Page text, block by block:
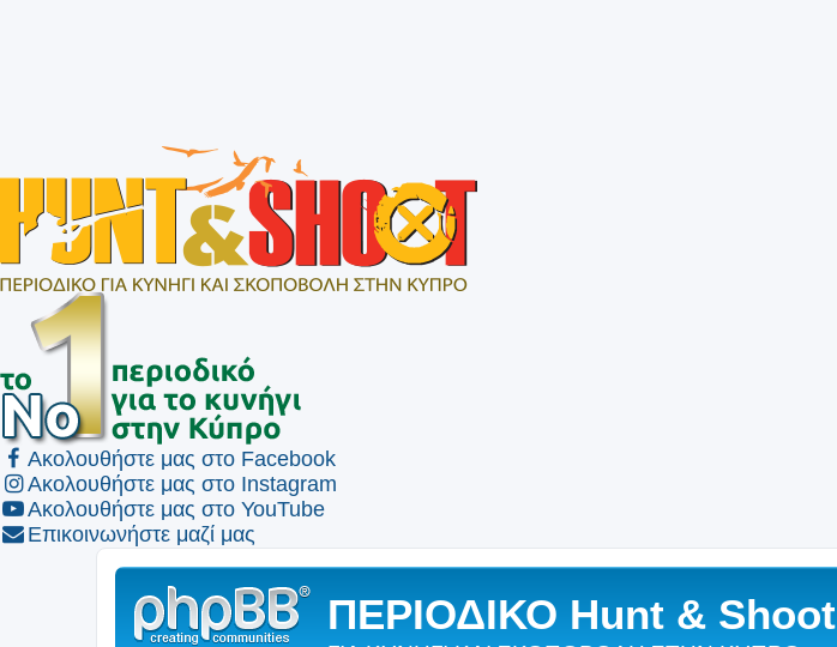
Ακολουθήστε μας στο Facebook
Ακολουθήστε μας στο Instagram
Ακολουθήστε μας στο YouTube
Επικοινωνήστε μαζί μας
ΠΕΡΙΟΔΙΚΟ Hunt & Shoot